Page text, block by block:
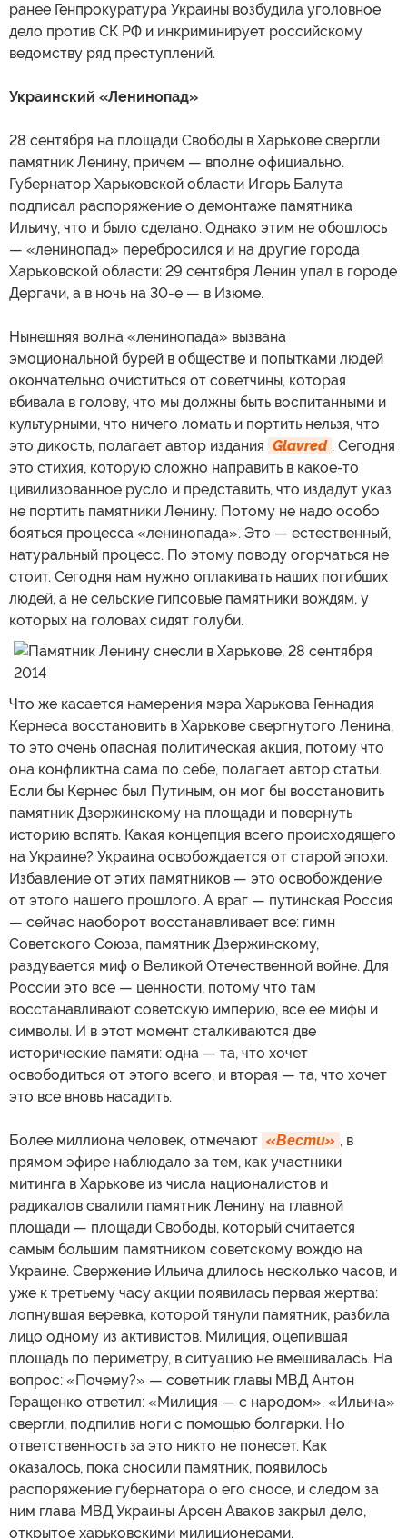
ранее Генпрокуратура Украины возбудила уголовное
дело против СК РФ и инкриминирует российскому
ведомству ряд преступлений.
Украинский «Ленинопад»
28 сентября на площади Свободы в Харькове свергли
памятник Ленину, причем — вполне официально.
Губернатор Харьковской области Игорь Балута
подписал распоряжение о демонтаже памятника
Ильичу, что и было сделано. Однако этим не обошлось
— «ленинопад» перебросился и на другие города
Харьковской области: 29 сентября Ленин упал в городе
Дергачи, а в ночь на 30-е — в Изюме.
Нынешняя волна «ленинопада» вызвана
эмоциональной бурей в обществе и попытками людей
окончательно очиститься от советчины, которая
вбивала в голову, что мы должны быть воспитанными и
культурными, что ничего ломать и портить нельзя, что
это дикость, полагает автор издания Glavred . Сегодня
это стихия, которую сложно направить в какое-то
цивилизованное русло и представить, что издадут указ
не портить памятники Ленину. Потому не надо особо
бояться процесса «ленинопада». Это — естественный,
натуральный процесс. По этому поводу огорчаться не
стоит. Сегодня нам нужно оплакивать наших погибших
людей, а не сельские гипсовые памятники вождям, у
которых на головах сидят голуби.
Что же касается намерения мэра Харькова Геннадия
Кернеса восстановить в Харькове свергнутого Ленина,
то это очень опасная политическая акция, потому что
она конфликтна сама по себе, полагает автор статьи.
Если бы Кернес был Путиным, он мог бы восстановить
памятник Дзержинскому на площади и повернуть
историю вспять. Какая концепция всего происходящего
на Украине? Украина освобождается от старой эпохи.
Избавление от этих памятников — это освобождение
от этого нашего прошлого. А враг — путинская Россия
— сейчас наоборот восстанавливает все: гимн
Советского Союза, памятник Дзержинскому,
раздувается миф о Великой Отечественной войне. Для
России это все — ценности, потому что там
восстанавливают советскую империю, все ее мифы и
символы. И в этот момент сталкиваются две
исторические памяти: одна — та, что хочет
освободиться от этого всего, и вторая — та, что хочет
это все вновь насадить.
Более миллиона человек, отмечают «Вести» , в
прямом эфире наблюдало за тем, как участники
митинга в Харькове из числа националистов и
радикалов свалили памятник Ленину на главной
площади — площади Свободы, который считается
самым большим памятником советскому вождю на
Украине. Свержение Ильича длилось несколько часов, и
уже к третьему часу акции появилась первая жертва:
лопнувшая веревка, которой тянули памятник, разбила
лицо одному из активистов. Милиция, оцепившая
площадь по периметру, в ситуацию не вмешивалась. На
вопрос: «Почему?» — советник главы МВД Антон
Геращенко ответил: «Милиция — с народом». «Ильича»
свергли, подпилив ноги с помощью болгарки. Но
ответственность за это никто не понесет. Как
оказалось, пока сносили памятник, появилось
распоряжение губернатора о его сносе, и следом за
ним глава МВД Украины Арсен Аваков закрыл дело,
открытое харьковскими милиционерами.